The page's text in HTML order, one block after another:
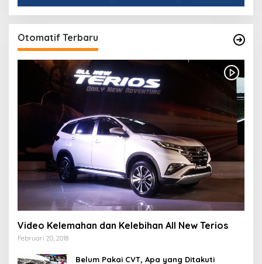
Otomatif Terbaru
Video Kelemahan dan Kelebihan All New Terios
Februari 20, 2018
Belum Pakai CVT, Apa yang Ditakuti